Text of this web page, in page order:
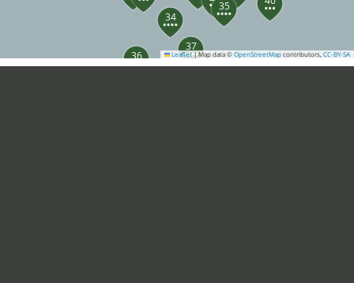
34
35
36
37
Leaflet |Map data © OpenStreetMap contributors, CC-BY-SA